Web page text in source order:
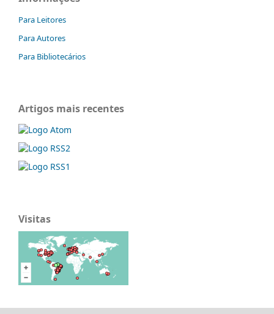
Para Leitores
Para Autores
Para Bibliotecários
Artigos mais recentes
Visitas